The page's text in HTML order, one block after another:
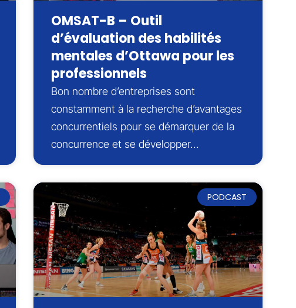
OMSAT-B – Outil
d’évaluation des habilités
mentales d’Ottawa pour les
professionnels
Bon nombre d’entreprises sont
constamment à la recherche d’avantages
concurrentiels pour se démarquer de la
concurrence et se développer…
PODCAST